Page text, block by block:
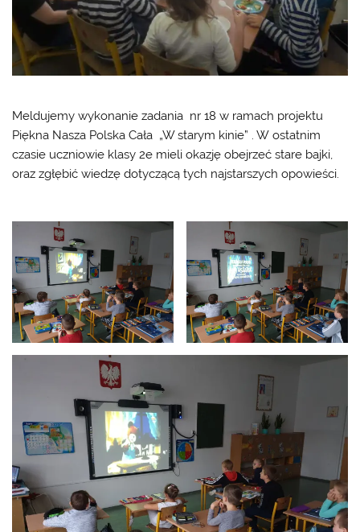
Meldujemy wykonanie zadania nr 18 w ramach projektu
Piękna Nasza Polska Cała „W starym kinie” . W ostatnim
czasie uczniowie klasy 2e mieli okazję obejrzeć stare bajki,
oraz zgłębić wiedzę dotyczącą tych najstarszych opowieści.